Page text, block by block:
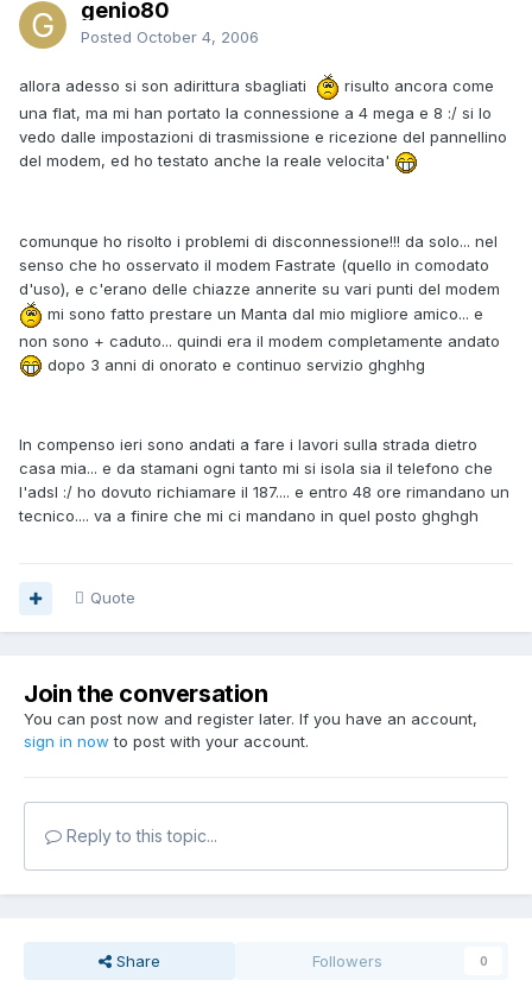
genio80
Posted October 4, 2006
allora adesso si son adirittura sbagliati
risulto ancora come
una flat, ma mi han portato la connessione a 4 mega e 8 :/ si lo
vedo dalle impostazioni di trasmissione e ricezione del pannellino
del modem, ed ho testato anche la reale velocita'
comunque ho risolto i problemi di disconnessione!!! da solo... nel
senso che ho osservato il modem Fastrate (quello in comodato
d'uso), e c'erano delle chiazze annerite su vari punti del modem
mi sono fatto prestare un Manta dal mio migliore amico... e
non sono + caduto... quindi era il modem completamente andato
dopo 3 anni di onorato e continuo servizio ghghhg
In compenso ieri sono andati a fare i lavori sulla strada dietro
casa mia... e da stamani ogni tanto mi si isola sia il telefono che
l'adsl :/ ho dovuto richiamare il 187.... e entro 48 ore rimandano un
tecnico.... va a finire che mi ci mandano in quel posto ghghgh
Quote
Join the conversation
You can post now and register later. If you have an account,
sign in now to post with your account.
Reply to this topic...
Share Followers 0